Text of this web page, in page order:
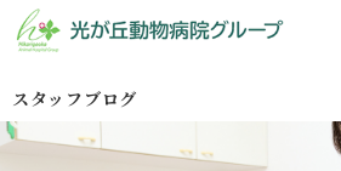
スタッフブログ